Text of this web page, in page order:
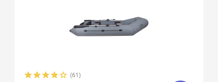
Материал (61)